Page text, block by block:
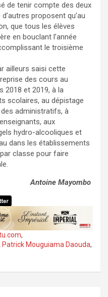
de tenir compte des deux
proposent qu’au
que tous les élèves
en bouclant l’année
le troisième
ailleurs saisi cette
des cours au
2018 et 2019, à la
scolaires, au dépistage
administratifs, à
aux
hydro-alcooliques et
dans les établissements
classe pour faire
Antoine Mayombo
,
Patrick Mouguiama Daouda,